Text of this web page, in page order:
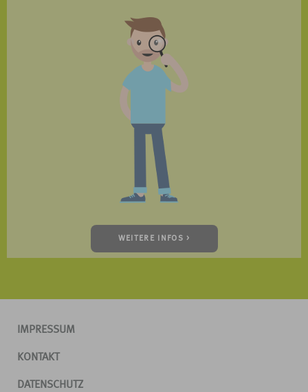
WEITERE INFOS >
IMPRESSUM
KONTAKT
DATENSCHUTZ